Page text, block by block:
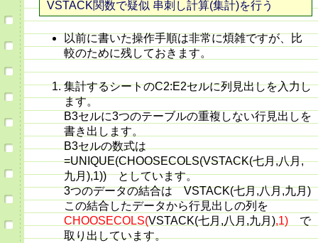
VSTACK関数で疑似 串刺し計算(集計)を行う
以前に書いた操作手順は非常に煩雑ですが、比
較のために残しておきます。
集計するシートのC2:E2セルに列見出しを入力し
ます。
B3セルに3つのテーブルの重複しない行見出しを
書き出します。
B3セルの数式は
=UNIQUE(CHOOSECOLS(VSTACK(七月,八月,
九月),1)) としています。
3つのデータの結合は VSTACK(七月,八月,九月)
この結合したデータから行見出しの列を
CHOOSECOLS(VSTACK(七月,八月,九月),1) で
取り出しています。